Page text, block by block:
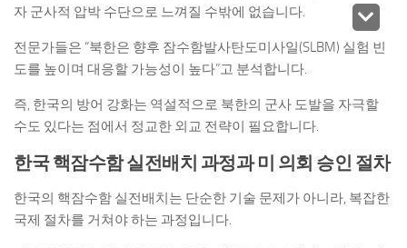
자 군사적 압박 수단으로 느껴질 수밖에 없습니다.
전문가들은 “북한은 향후 잠수함발사탄도미사일(SLBM) 실험 빈
도를 높이며 대응할 가능성이 높다”고 분석합니다.
즉, 한국의 방어 강화는 역설적으로 북한의 군사 도발을 자극할
수도 있다는 점에서 정교한 외교 전략이 필요합니다.
한국 핵잠수함 실전배치 과정과 미 의회 승인 절차
한국의 핵잠수함 실전배치는 단순한 기술 문제가 아니라, 복잡한
국제 절차를 거쳐야 하는 과정입니다.